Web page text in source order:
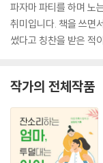
파자마 파티를 하며 노
취미입니다. 책을 쓰면
썼다고 칭찬을 받은 적
작가의 전체작품